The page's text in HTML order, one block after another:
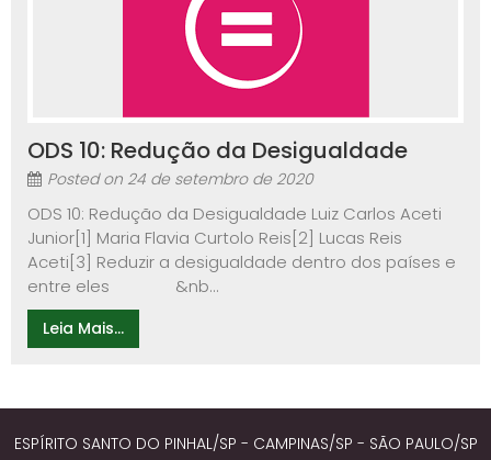
ODS 10: Redução da Desigualdade
Posted on 24 de setembro de 2020
ODS 10: Redução da Desigualdade Luiz Carlos Aceti
Junior[1] Maria Flavia Curtolo Reis[2] Lucas Reis
Aceti[3] Reduzir a desigualdade dentro dos países e
entre eles &nb...
Leia Mais...
ESPÍRITO SANTO DO PINHAL/SP - CAMPINAS/SP - SÃO PAULO/SP